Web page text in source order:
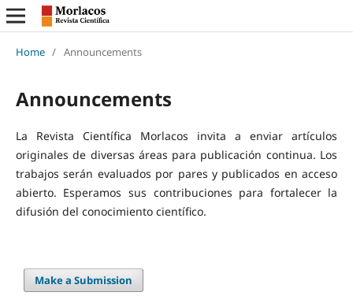
Home / Announcements
Announcements
La Revista Científica Morlacos invita a enviar artículos
originales de diversas áreas para publicación continua. Los
trabajos serán evaluados por pares y publicados en acceso
abierto. Esperamos sus contribuciones para fortalecer la
difusión del conocimiento científico.
Make a Submission